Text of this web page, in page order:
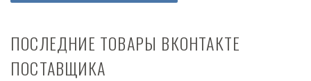
ПОСЛЕДНИЕ ТОВАРЫ ВКОНТАКТЕ
ПОСТАВЩИКА